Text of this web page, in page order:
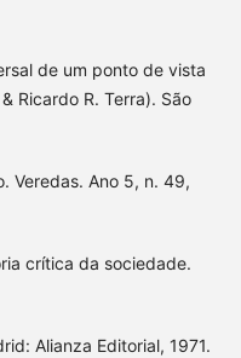
de um ponto de vista
Ricardo R. Terra). São
Veredas. Ano 5, n. 49,
crítica da sociedade.
Alianza Editorial, 1971.